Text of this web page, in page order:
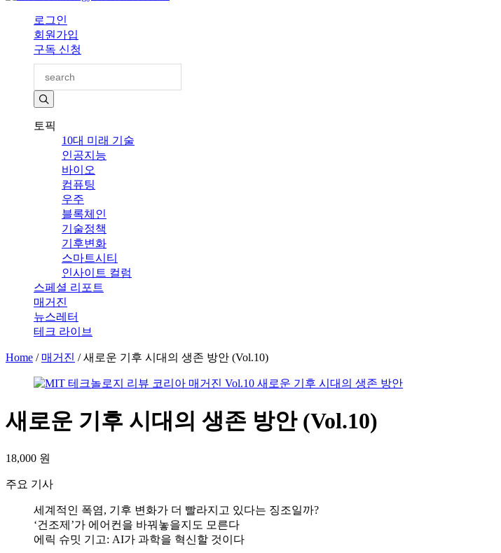
로그인
회원가입
구독 신청
토픽
10대 미래 기술
인공지능
바이오
컴퓨팅
우주
블록체인
기술정책
기후변화
스마트시티
인사이트 컬럼
스페셜 리포트
매거진
뉴스레터
테크 라이브
Home / 매거진 / 새로운 기후 시대의 생존 방안 (Vol.10)
새로운 기후 시대의 생존 방안 (Vol.10)
18,000 원
주요 기사
세계적인 폭염, 기후 변화가 더 빨라지고 있다는 징조일까?
‘건조제’가 에어컨을 바꿔놓을지도 모른다
에릭 슈밋 기고: AI가 과학을 혁신할 것이다